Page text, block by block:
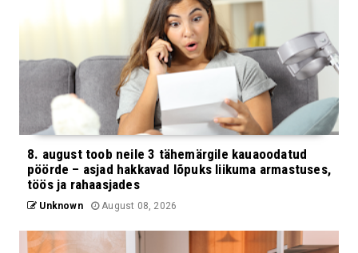
8. august toob neile 3 tähemärgile kauaoodatud
pöörde – asjad hakkavad lõpuks liikuma armastuses,
töös ja rahaasjades
Unknown August 08, 2026